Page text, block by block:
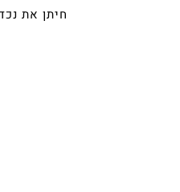
חיתן את